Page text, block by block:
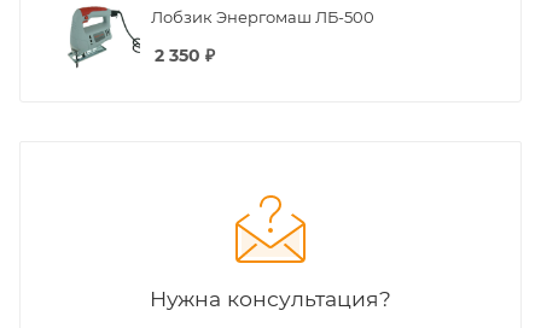
Лобзик Энергомаш ЛБ-500
2 350 ₽
Нужна консультация?